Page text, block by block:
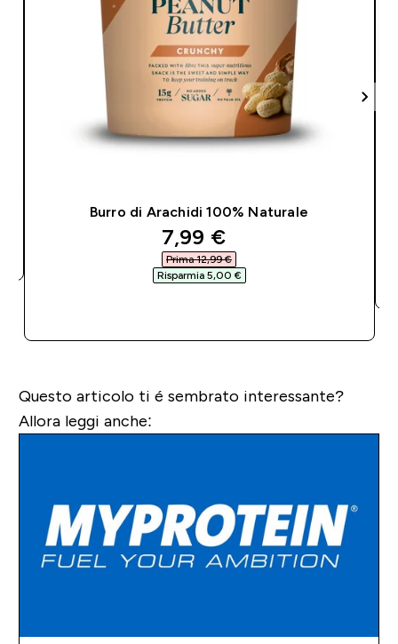
Burro di Arachidi 100% Naturale
discounted price
7,99 €‎
Prima 12,99 €‎
Risparmia 5,00 €‎
Questo articolo ti é sembrato interessante?
Allora leggi anche: